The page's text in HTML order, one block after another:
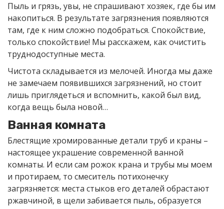
Пыль и грязь, увы, не спрашивают хозяек, где бы им
накопиться. В результате загрязнения появляются
там, где к ним сложно подобраться. Спокойствие,
только спокойствие! Мы расскажем, как очистить
труднодоступные места.
Чистота складывается из мелочей. Иногда мы даже
не замечаем появившихся загрязнений, но стоит
лишь приглядеться и вспомнить, какой был вид,
когда вещь была новой…
Ванная комната
Блестящие хромированные детали труб и краны –
настоящее украшение современной ванной
комнаты. И если сам рожок крана и трубы мы моем
и протираем, то смеситель потихонечку
загрязняется: места стыков его деталей обрастают
ржавчиной, в щели забивается пыль, образуется